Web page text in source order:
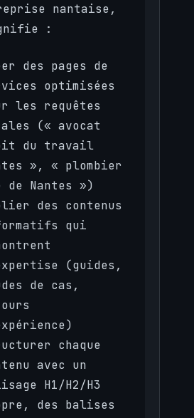
nantaise,
:
des pages de
optimisées
les requêtes
(« avocat
du travail
», « plombier
Nantes »)
des contenus
qui
(guides,
de cas,
chaque
avec un
H1/H2/H3
des balises